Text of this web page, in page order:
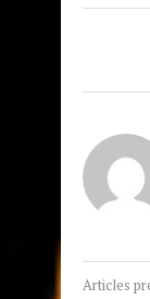
Articles